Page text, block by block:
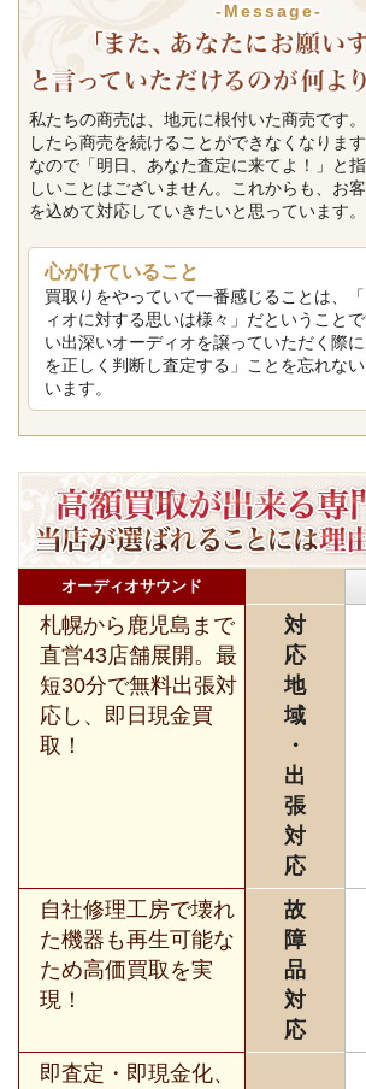
-Message-
私たちの商売は、地元に根付いた商売です
したら商売を続けることができなくなります
なので「明日、あなた査定に来てよ！」と
しいことはございません。これからも、お
を込めて対応していきたいと思っています。
心がけていること
買取りをやっていて一番感じることは、
ィオに対する思いは様々」だということ
い出深いオーディオを譲っていただく際
を正しく判断し査定する」ことを忘れな
います。
オーディオサウンド
札幌から鹿児島まで
直営43店舗展開。最
短30分で無料出張対
応し、即日現金買
取！
対
応
地
域
・
出
張
対
応
自社修理工房で壊れ
た機器も再生可能な
ため高価買取を実
現！
故
障
品
対
応
即査定・即現金化、